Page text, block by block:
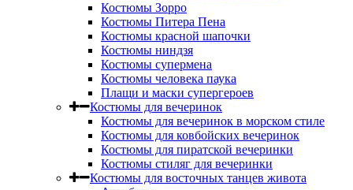
Костюмы Зорро
Костюмы Питера Пена
Костюмы красной шапочки
Костюмы ниндзя
Костюмы супермена
Костюмы человека паука
Плащи и маски супергероев
Костюмы для вечеринок
Костюмы для вечеринок в морском стиле
Костюмы для ковбойских вечеринок
Костюмы для пиратской вечеринки
Костюмы стиляг для вечеринки
Костюмы для восточных танцев живота